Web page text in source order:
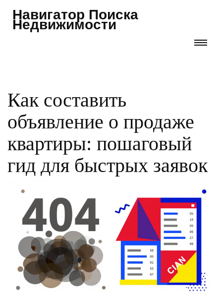
Навигатор Поиска
Недвижимости
Как составить
объявление о продаже
квартиры: пошаговый
гид для быстрых заявок